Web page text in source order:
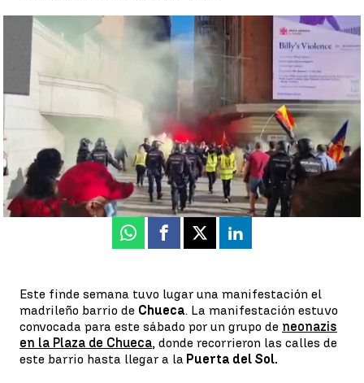
Esta es la razón por la que la Fiscalía investiga la manifestación
neonazi en Chueca |Grupos de neonazis se manifiestan en
Chueca: "Fuera maricas de nuestros barrios"
Rosario Miñano
Actualizado:20 de septiembre de 2021, 13:46
Publicado:
20 de septiembre de 2021, 10:58
Whatsapp
Facebook
X Linkedin
Este finde semana tuvo lugar una manifestación el
madrileño barrio de Chueca. La manifestación estuvo
convocada para este sábado por un grupo de neonazis
en la Plaza de Chueca, donde recorrieron las calles de
este barrio hasta llegar a la Puerta del Sol.